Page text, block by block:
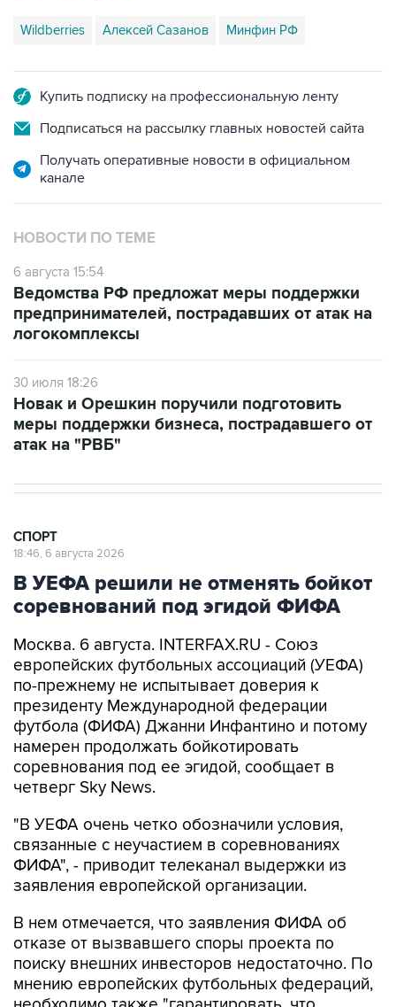
Wildberries Алексей Сазанов Минфин РФ
Купить подписку на профессиональную ленту
Подписаться на рассылку главных новостей сайта
Получать оперативные новости в официальном
канале
НОВОСТИ ПО ТЕМЕ
6 августа 15:54
Ведомства РФ предложат меры поддержки
предпринимателей, пострадавших от атак на
логокомплексы
30 июля 18:26
Новак и Орешкин поручили подготовить
меры поддержки бизнеса, пострадавшего от
атак на "РВБ"
СПОРТ
18:46, 6 августа 2026
В УЕФА решили не отменять бойкот
соревнований под эгидой ФИФА
Москва. 6 августа. INTERFAX.RU - Союз
европейских футбольных ассоциаций (УЕФА)
по-прежнему не испытывает доверия к
президенту Международной федерации
футбола (ФИФА) Джанни Инфантино и потому
намерен продолжать бойкотировать
соревнования под ее эгидой, сообщает в
четверг Sky News.
"В УЕФА очень четко обозначили условия,
связанные с неучастием в соревнованиях
ФИФА", - приводит телеканал выдержки из
заявления европейской организации.
В нем отмечается, что заявления ФИФА об
отказе от вызвавшего споры проекта по
поиску внешних инвесторов недостаточно. По
мнению европейских футбольных федераций,